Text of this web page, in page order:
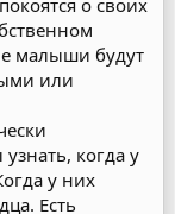
о своих
малыши будут
или
когда у
у них
Есть